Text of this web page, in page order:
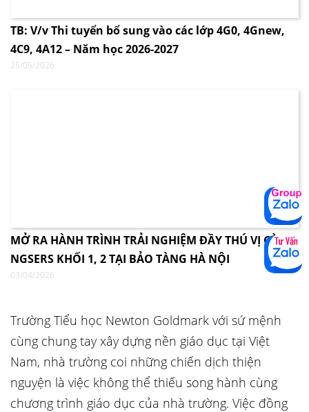
TB: V/v Thi tuyển bổ sung vào các lớp 4G0, 4Gnew,
4C9, 4A12 – Năm học 2026-2027
25/05/2026
MỞ RA HÀNH TRÌNH TRẢI NGHIỆM ĐẦY THÚ VỊ CÙNG
NGSERS KHỐI 1, 2 TẠI BẢO TÀNG HÀ NỘI
03/04/2026
Trường Tiểu học Newton Goldmark với sứ mệnh
cùng chung tay xây dựng nền giáo dục tại Việt
Nam, nhà trường coi những chiến dịch thiện
nguyện là việc không thể thiếu song hành cùng
chương trình giáo dục của nhà trường. Việc đồng